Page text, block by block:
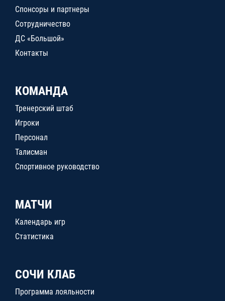
Спонсоры и партнеры
Сотрудничество
ДС «Большой»
Контакты
КОМАНДА
Тренерский штаб
Игроки
Персонал
Талисман
Спортивное руководство
МАТЧИ
Календарь игр
Статистика
СОЧИ КЛАБ
Программа лояльности